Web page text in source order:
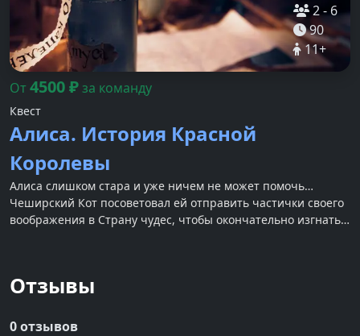
2-6
90
11+
От4500₽за команду
Квест
Алиса. История Красной
Королевы
Алиса слишком стара и уже ничем не может помочь…
Чеширский Кот посоветовал ей отправить частички своего
воображения в Страну чудес, чтобы окончательно изгнать
Отзывы
0 отзывов